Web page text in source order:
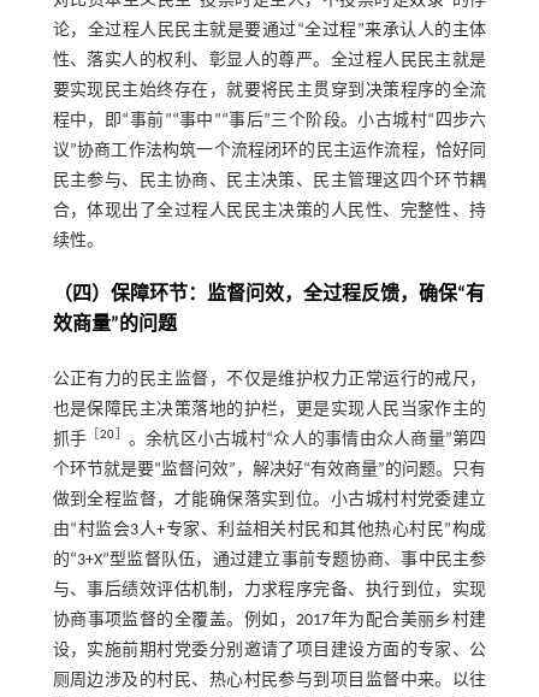
论，全过程人民民主就是要通过“全过程”来承认人的主体
性、落实人的权利、彰显人的尊严。全过程人民民主就是
要实现民主始终存在，就要将民主贯穿到决策程序的全流
程中，即“事前”“事中”“事后”三个阶段。小古城村“四步六
议”协商工作法构筑一个流程闭环的民主运作流程，恰好同
民主参与、民主协商、民主决策、民主管理这四个环节耦
合，体现出了全过程人民民主决策的人民性、完整性、持
续性。
（四）保障环节：监督问效，全过程反馈，确保“有
效商量”的问题
公正有力的民主监督，不仅是维护权力正常运行的戒尺，
也是保障民主决策落地的护栏，更是实现人民当家作主的
抓手 ［20
。余杭区小古城村“众人的事情由众人商量”第四
个环节就是要“监督问效”，解决好“有效商量”的问题。只有
做到全程监督，才能确保落实到位。小古城村村党委建立
由“村监会3人+专家、利益相关村民和其他热心村民”构成
的“3+X”型监督队伍，通过建立事前专题协商、事中民主参
与、事后绩效评估机制，力求程序完备、执行到位，实现
协商事项监督的全覆盖。例如，2017年为配合美丽乡村建
设，实施前期村党委分别邀请了项目建设方面的专家、公
厕周边涉及的村民、热心村民参与到项目监督中来。以往